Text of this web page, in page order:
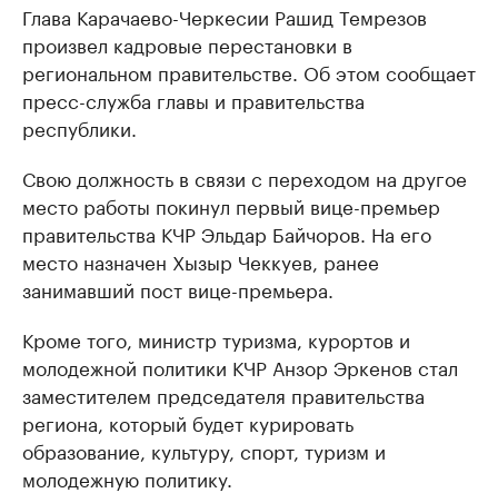
Глава Карачаево-Черкесии Рашид Темрезов
произвел кадровые перестановки в
региональном правительстве. Об этом сообщает
пресс-служба главы и правительства
республики.
Свою должность в связи с переходом на другое
место работы покинул первый вице-премьер
правительства КЧР Эльдар Байчоров. На его
место назначен Хызыр Чеккуев, ранее
занимавший пост вице-премьера.
Кроме того, министр туризма, курортов и
молодежной политики КЧР Анзор Эркенов стал
заместителем председателя правительства
региона, который будет курировать
образование, культуру, спорт, туризм и
молодежную политику.